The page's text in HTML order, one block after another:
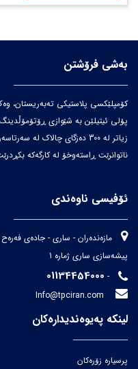
بەشی فرۆشتن
کۆمپلێکسی پلاستیکی تەبەریستان،
پۆلی ئیتیلێن بە شێوازی
زیاتر لە 300 دەزگای چالاک لە
ناتوانرێت ڕاستەوخۆ لە کارگەکە
ئۆفیسی ناوەندی
پیشەسازی ساری ژمارە 1
01134454000 -
لینکە پەیوەندیدارەکان
پرسیارە زۆرەکان